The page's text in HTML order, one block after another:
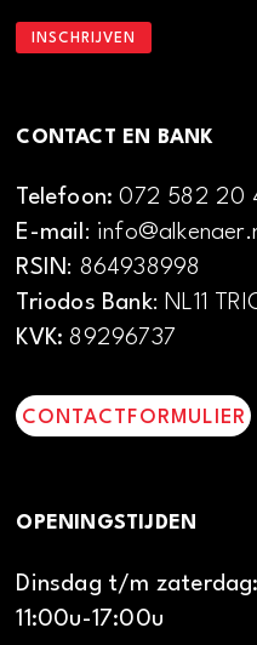
CONTACT EN BANK
Telefoon:072 582 20
E-mail:
RSIN: 864938998
Triodos Bank: NL11
KVK: 89296737
CONTACTFORMULIER
OPENINGSTIJDEN
Dinsdag t/m zaterdag:
11:00u-17:00u